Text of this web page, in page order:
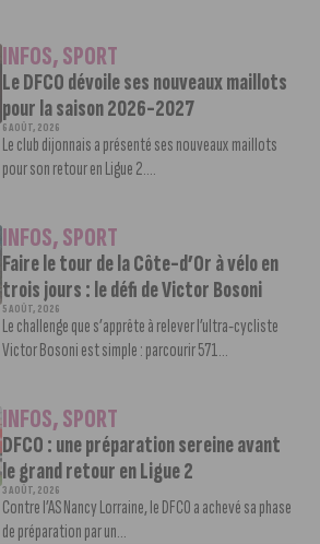
INFOS,SPORT
Le DFCO dévoile ses nouveaux maillots
pour la saison 2026-2027
6 AOÛT, 2026
Le club dijonnais a présenté ses nouveaux maillots
pour son retour en Ligue 2....
INFOS,SPORT
Faire le tour de la Côte-d’Or à vélo en
trois jours : le défi de Victor Bosoni
5 AOÛT, 2026
Le challenge que s’apprête à relever l’ultra-cycliste
Victor Bosoni est simple : parcourir 571...
INFOS,SPORT
DFCO : une préparation sereine avant
le grand retour en Ligue 2
3 AOÛT, 2026
Contre l’AS Nancy Lorraine, le DFCO a achevé sa phase
de préparation par un...